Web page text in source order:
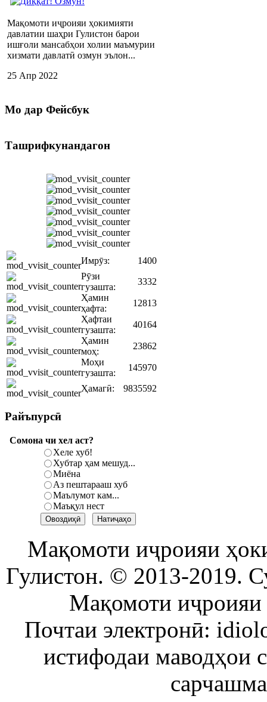
Мақомоти иҷроияи ҳокимияти
давлатии шаҳри Гулистон барои
ишғоли мансабҳои холии маъмурии
хизмати давлатӣ озмун эълон...
25 Апр 2022
Мо дар Фейсбук
Ташрифкунандагон
Имрӯз:
1400
Рӯзи
гузашта:
3332
Ҳамин
ҳафта:
12813
Ҳафтаи
гузашта:
40164
Ҳамин
моҳ:
23862
Моҳи
гузашта:
145970
Ҳамагӣ: 9835592
Райъпурсӣ
Сомона чи хел аст?
Хеле хуб!
Хубтар ҳам мешуд...
Миёна
Аз пештарааш хуб
Маълумот кам...
Маъқул нест
Мақомоти иҷроияи
Гулистон. © 2013-2019.
Мақомоти иҷроияи
Почтаи электронӣ:
истифодаи маводҳои